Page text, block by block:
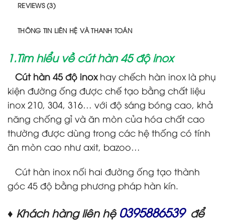
REVIEWS (3)
THÔNG TIN LIÊN HỆ VÀ THANH TOÁN
1.Tìm hiểu về cút hàn 45 độ inox
Cút hàn 45 độ inoxhay chếch hàn inox là phụ
kiện đường ống được chế tạo bằng chất liệu
inox 210, 304, 316… với độ sáng bóng cao, khả
năng chống gỉ và ăn mòn của hóa chất cao
thường được dùng trong các hệ thống có tính
ăn mòn cao như axit, bazoo…
Cút hàn inox nối hai đường ống tạo thành
góc 45 độ bằng phương pháp hàn kín.
♦ Khách hàng liên hệ 0395886539 để